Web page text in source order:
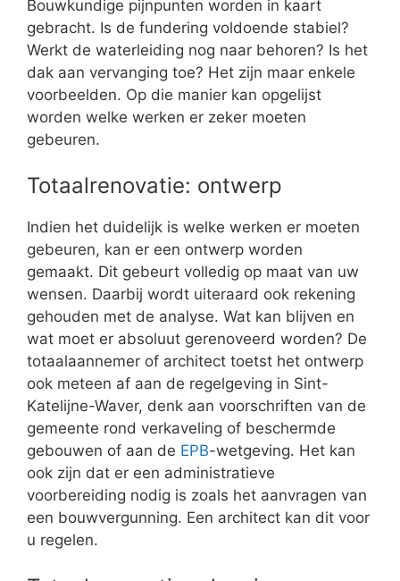
Bouwkundige pijnpunten worden in kaart
gebracht. Is de fundering voldoende stabiel?
Werkt de waterleiding nog naar behoren? Is het
dak aan vervanging toe? Het zijn maar enkele
voorbeelden. Op die manier kan opgelijst
worden welke werken er zeker moeten
gebeuren.
Totaalrenovatie: ontwerp
Indien het duidelijk is welke werken er moeten
gebeuren, kan er een ontwerp worden
gemaakt. Dit gebeurt volledig op maat van uw
wensen. Daarbij wordt uiteraard ook rekening
gehouden met de analyse. Wat kan blijven en
wat moet er absoluut gerenoveerd worden? De
totaalaannemer of architect toetst het ontwerp
ook meteen af aan de regelgeving in Sint-
Katelijne-Waver, denk aan voorschriften van de
gemeente rond verkaveling of beschermde
gebouwen of aan de EPB-wetgeving. Het kan
ook zijn dat er een administratieve
voorbereiding nodig is zoals het aanvragen van
een bouwvergunning. Een architect kan dit voor
u regelen.